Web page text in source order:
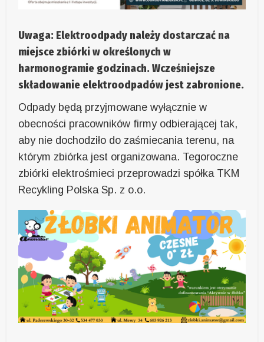
Uwaga: Elektroodpady należy dostarczać na
miejsce zbiórki w określonych w
harmonogramie godzinach. Wcześniejsze
składowanie elektroodpadów jest zabronione.
Odpady będą przyjmowane wyłącznie w
obecności pracowników firmy odbierającej tak,
aby nie dochodziło do zaśmiecania terenu, na
którym zbiórka jest organizowana. Tegoroczne
zbiórki elektrośmieci przeprowadzi spółka TKM
Recykling Polska Sp. z o.o.